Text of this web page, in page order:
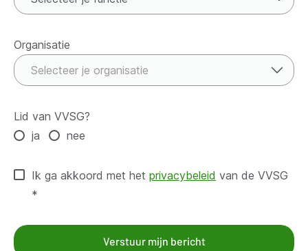
Organisatie
Organisatie
Selecteer je organisatie
Lid van VVSG?
ja
nee
Ik ga akkoord met het privacybeleid van de VVSG
*
Verstuur mijn bericht